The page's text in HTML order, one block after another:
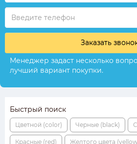
Заказать
Менеджер задаст несколько
лучший вариант покупки.
Быстрый поиск
Цветной (color) Черные (black)
Красные (red) Желтого цвета